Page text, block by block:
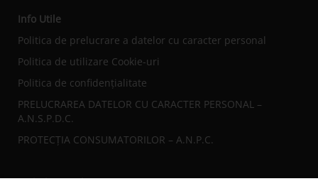
Info Utile
Politica de prelucrare a datelor cu caracter personal
Politica de utilizare Cookie-uri
Politica de confidențialitate
PRELUCRAREA DATELOR CU CARACTER PERSONAL –
A.N.S.P.D.C.
PROTECȚIA CONSUMATORILOR – A.N.P.C.
Sediul central